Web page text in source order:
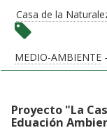
Casa de la
MEDIO-AMBIENTE
Proyecto "La
Eduación